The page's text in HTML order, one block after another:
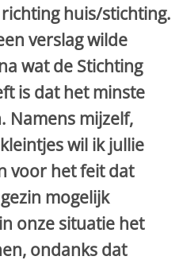
huis/stichting.
verslag wilde
wat de Stichting
is dat het minste
Namens mijzelf,
wil ik jullie
voor het feit dat
mogelijk
onze situatie het
ondanks dat